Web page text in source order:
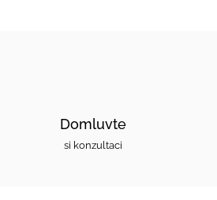
Domluvte
si konzultaci